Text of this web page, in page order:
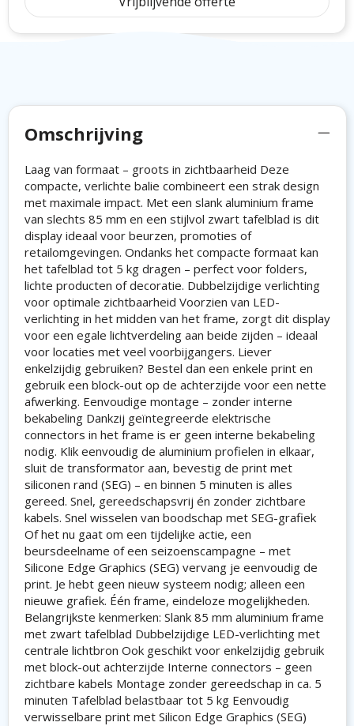
Omschrijving
Laag van formaat – groots in zichtbaarheid Deze
compacte, verlichte balie combineert een strak design
met maximale impact. Met een slank aluminium frame
van slechts 85 mm en een stijlvol zwart tafelblad is dit
display ideaal voor beurzen, promoties of
retailomgevingen. Ondanks het compacte formaat kan
het tafelblad tot 5 kg dragen – perfect voor folders,
lichte producten of decoratie. Dubbelzijdige verlichting
voor optimale zichtbaarheid Voorzien van LED-
verlichting in het midden van het frame, zorgt dit display
voor een egale lichtverdeling aan beide zijden – ideaal
voor locaties met veel voorbijgangers. Liever
enkelzijdig gebruiken? Bestel dan een enkele print en
gebruik een block-out op de achterzijde voor een nette
afwerking. Eenvoudige montage – zonder interne
bekabeling Dankzij geïntegreerde elektrische
connectors in het frame is er geen interne bekabeling
nodig. Klik eenvoudig de aluminium profielen in elkaar,
sluit de transformator aan, bevestig de print met
siliconen rand (SEG) – en binnen 5 minuten is alles
gereed. Snel, gereedschapsvrij én zonder zichtbare
kabels. Snel wisselen van boodschap met SEG-grafiek
Of het nu gaat om een tijdelijke actie, een
beursdeelname of een seizoenscampagne – met
Silicone Edge Graphics (SEG) vervang je eenvoudig de
print. Je hebt geen nieuw systeem nodig; alleen een
nieuwe grafiek. Één frame, eindeloze mogelijkheden.
Belangrijkste kenmerken: Slank 85 mm aluminium frame
met zwart tafelblad Dubbelzijdige LED-verlichting met
centrale lichtbron Ook geschikt voor enkelzijdig gebruik
met block-out achterzijde Interne connectors – geen
zichtbare kabels Montage zonder gereedschap in ca. 5
minuten Tafelblad belastbaar tot 5 kg Eenvoudig
verwisselbare print met Silicon Edge Graphics (SEG)